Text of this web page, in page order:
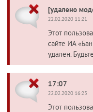
[удалено
22.02.2020 11:21
Этот
сайте ИА
удален.
17:07
22.02.2020 16:25
Этот